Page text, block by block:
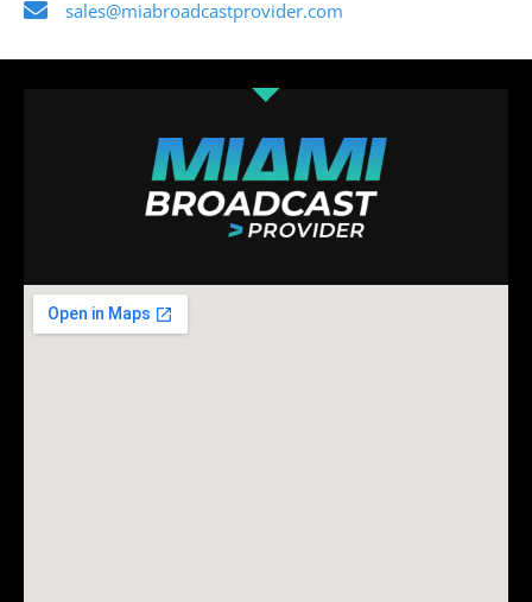
sales@miabroadcastprovider.com